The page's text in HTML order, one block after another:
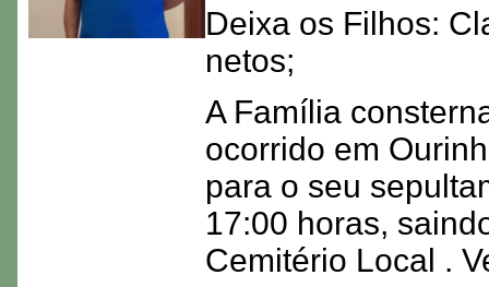
Deixa os Filhos:
netos;
A Família
ocorrido em
para o seu
17:00 horas,
Cemitério Local .